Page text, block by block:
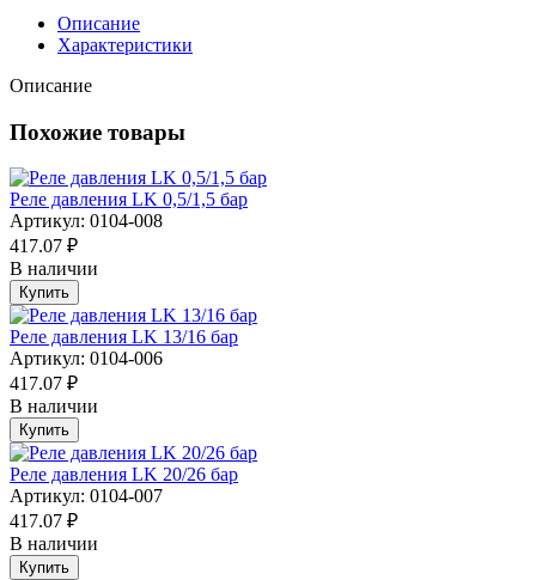
Описание
Характеристики
Описание
Похожие товары
Реле давления LK 0,5/1,5 бар
Артикул: 0104-008
417.07 ₽
В наличии
Купить
Реле давления LK 13/16 бар
Артикул: 0104-006
417.07 ₽
В наличии
Купить
Реле давления LK 20/26 бар
Артикул: 0104-007
417.07 ₽
В наличии
Купить